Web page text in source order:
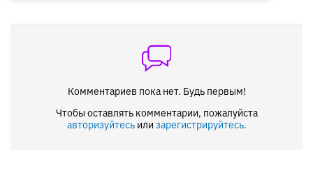
Комментариев пока нет. Будь первым!
Чтобы оставлять комментарии, пожалуйста
авторизуйтесьили зарегистрируйтесь.